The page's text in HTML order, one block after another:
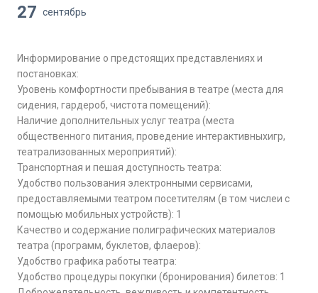
27 сентябрь
Информирование о предстоящих представлениях и
постановках:
Уровень комфортности пребывания в театре (места для
сидения, гардероб, чистота помещений):
Наличие дополнительных услуг театра (места
общественного питания, проведение интерактивныхигр,
театрализованных мероприятий):
Транспортная и пешая доступность театра:
Удобство пользования электронными сервисами,
предоставляемыми театром посетителям (в том числеи с
помощью мобильных устройств): 1
Качество и содержание полиграфических материалов
театра (программ, буклетов, флаеров):
Удобство графика работы театра:
Удобство процедуры покупки (бронирования) билетов: 1